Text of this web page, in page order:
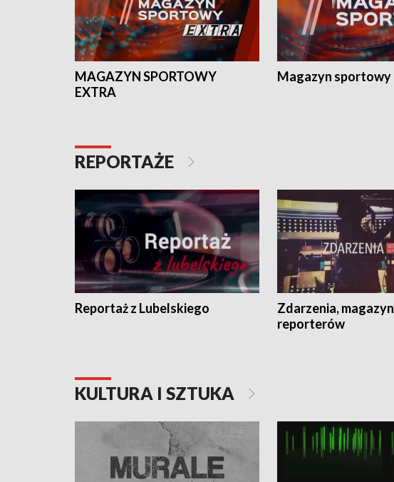
MAGAZYN SPORTOWY
EXTRA
Magazyn sportowy
REPORTAŻE
Reportaż z Lubelskiego
Zdarzenia, magazyn
reporterów
KULTURA I SZTUKA